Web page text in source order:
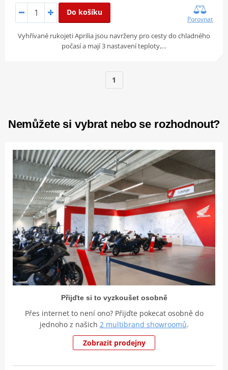
Do košíku
Porovnat
Vyhřívané rukojeti Aprilia jsou navrženy pro cesty do chladného
počasí a mají 3 nastavení teploty,…
1
Nemůžete si vybrat nebo se rozhodnout?
Přijďte si to vyzkoušet osobně
Přes internet to není ono? Přijďte pokecat osobně do
jednoho z našich 2 multibrand showroomů.
Zobrazit prodejny